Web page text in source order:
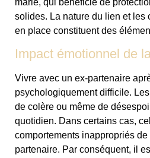
solides. La nature du lien et les
en place constituent des
Impact émotionnel de
Vivre avec un ex-partenaire
psychologiquement difficile.
de colère ou même de
quotidien. Dans certains cas,
comportements inappropriés de
partenaire. Par conséquent, il